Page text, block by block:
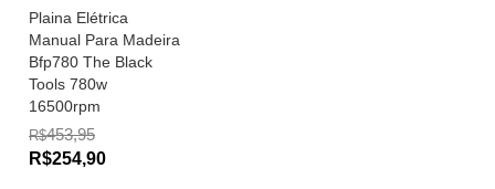
Plaina Elétrica
Manual Para Madeira
Bfp780 The Black
Tools 780w
16500rpm
R$453,95
R$254,90